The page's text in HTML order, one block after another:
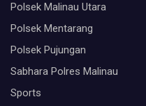
Polsek Malinau Utara
Polsek Mentarang
Polsek Pujungan
Sabhara Polres Malinau
Sports